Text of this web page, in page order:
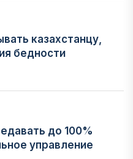
казахстанцу,
бедности
до 100%
управление